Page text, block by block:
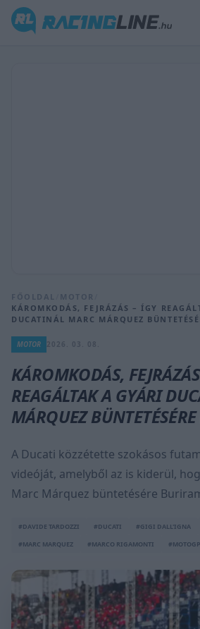
FŐOLDAL MOTOR
KÁROMKODÁS, FEJRÁZÁS – ÍGY
DUCATINÁL MARC MÁRQUEZ
MOTOR
KÁROMKODÁS,
REAGÁLTAK A GYÁRI
MÁRQUEZ
A Ducati közzétette szokásos
videóját, amelyből az is kiderül,
Marc Márquez büntetésére
#DAVIDE TARDOZZI #DUCATI #GIGI DALL'IGNA
#MARC MARQUEZ
#MARCO RIGAMONTI #MOTOGP